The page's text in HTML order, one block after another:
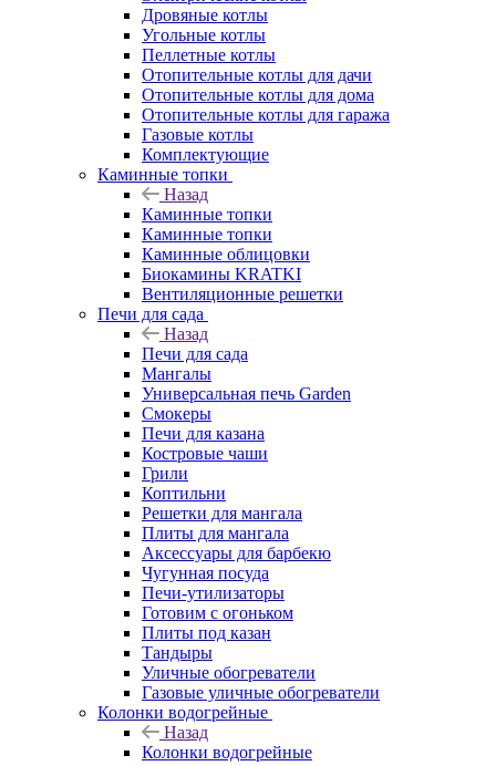
Дровяные котлы
Угольные котлы
Пеллетные котлы
Отопительные котлы для дачи
Отопительные котлы для дома
Отопительные котлы для гаража
Газовые котлы
Комплектующие
Каминные топки
Назад
Каминные топки
Каминные топки
Каминные облицовки
Биокамины KRATKI
Вентиляционные решетки
Печи для сада
Назад
Печи для сада
Мангалы
Универсальная печь Garden
Смокеры
Печи для казана
Костровые чаши
Грили
Коптильни
Решетки для мангала
Плиты для мангала
Аксессуары для барбекю
Чугунная посуда
Печи-утилизаторы
Готовим с огоньком
Плиты под казан
Тандыры
Уличные обогреватели
Газовые уличные обогреватели
Колонки водогрейные
Назад
Колонки водогрейные